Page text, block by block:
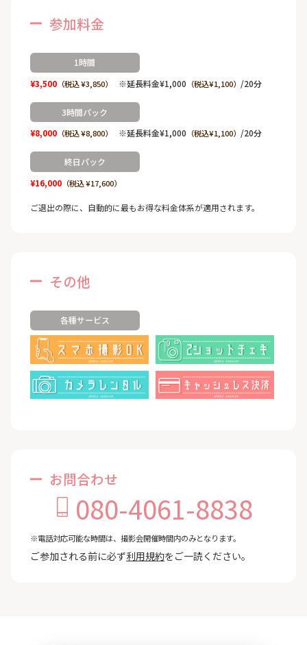
参加料金
1時間
¥3,500（税込 ¥3,850） ※延長料金¥1,000 （税込¥1,100） /20分
3時間パック
¥8,000（税込 ¥8,800） ※延長料金¥1,000 （税込¥1,100） /20分
終日パック
¥16,000（税込 ¥17,600）
ご退出の際に、自動的に最もお得な料金体系が適用されます。
その他
各種サービス
お問合わせ
080-4061-8838
※電話対応可能な時間は、撮影会開催時間内のみとなります。
ご参加される前に必ず利用規約をご一読ください。